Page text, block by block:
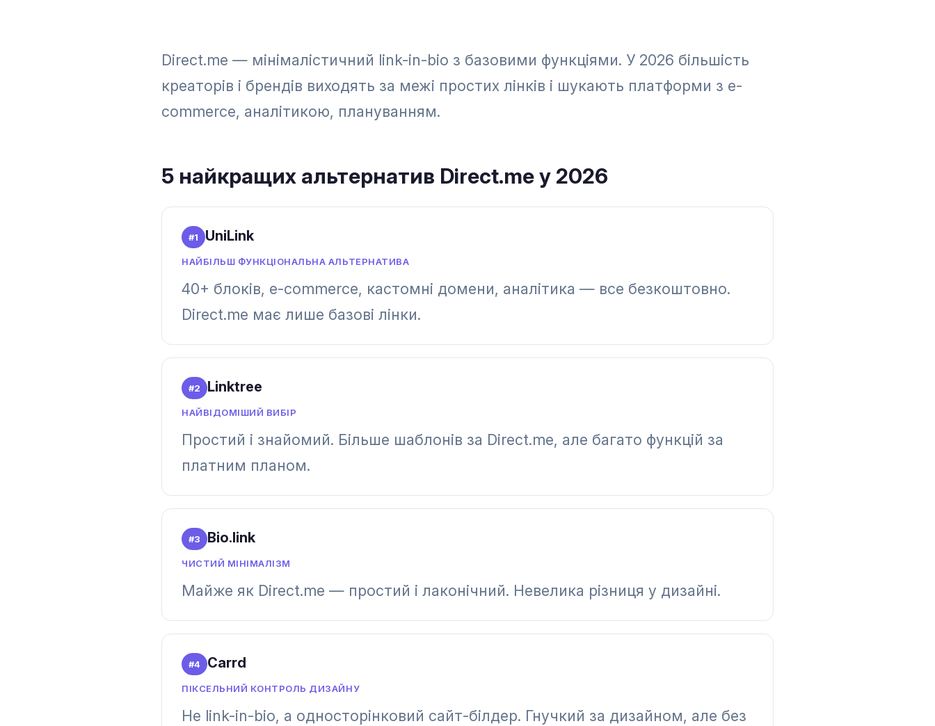
Direct.me — мінімалістичний link-in-bio з базовими функціями. У 2026 більшість
креаторів і брендів виходять за межі простих лінків і шукають платформи з e-
commerce, аналітикою, плануванням.
5 найкращих альтернатив Direct.me у 2026
#1 UniLink
НАЙБІЛЬШ ФУНКЦІОНАЛЬНА АЛЬТЕРНАТИВА
40+ блоків, e-commerce, кастомні домени, аналітика — все безкоштовно.
Direct.me має лише базові лінки.
#2 Linktree
НАЙВІДОМІШИЙ ВИБІР
Простий і знайомий. Більше шаблонів за Direct.me, але багато функцій за
платним планом.
#3 Bio.link
ЧИСТИЙ МІНІМАЛІЗМ
Майже як Direct.me — простий і лаконічний. Невелика різниця у дизайні.
#4 Carrd
ПІКСЕЛЬНИЙ КОНТРОЛЬ ДИЗАЙНУ
Не link-in-bio, а односторінковий сайт-білдер. Гнучкий за дизайном, але без